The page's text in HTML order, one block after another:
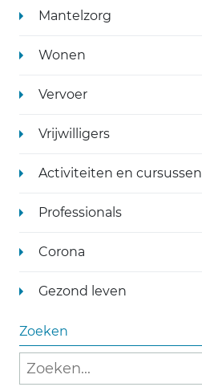
Mantelzorg
Wonen
Vervoer
Vrijwilligers
Activiteiten en cursussen
Professionals
Corona
Gezond leven
Zoeken